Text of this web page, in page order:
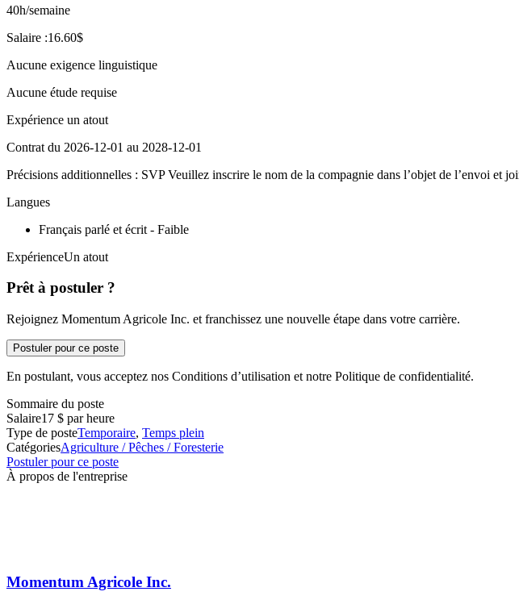
40h/semaine
Salaire :16.60$
Aucune exigence linguistique
Aucune étude requise
Expérience un atout
Contrat du 2026-12-01 au 2028-12-01
Précisions additionnelles : SVP Veuillez inscrire le nom de la compagnie dans l’objet de l’envoi et
Langues
Français parlé et écrit - Faible
ExpérienceUn atout
Prêt à postuler ?
Rejoignez Momentum Agricole Inc. et franchissez une nouvelle étape dans votre carrière.
Postuler pour ce poste
En postulant, vous acceptez nos Conditions d’utilisation et notre Politique de confidentialité.
Sommaire du poste
Salaire17 $ par heure
Type de posteTemporaire, Temps plein
CatégoriesAgriculture / Pêches / Foresterie
Postuler pour ce poste
À propos de l'entreprise
Momentum Agricole Inc.